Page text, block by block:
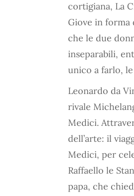
cortigiana, La
Giove in
che le due
inseparabili,
unico a farlo,
Leonardo da
rivale
Medici.
dell’arte: il
Medici, per
Raffaello le
papa, che